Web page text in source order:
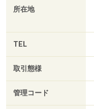
所在地
TEL
取引態様
管理コード